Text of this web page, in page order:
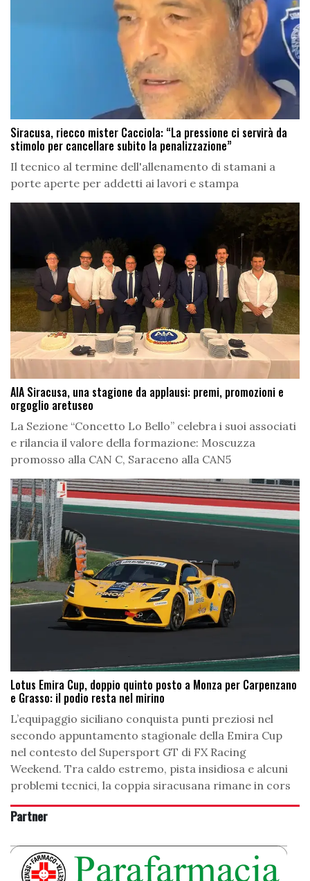
Siracusa, riecco mister Cacciola: “La pressione ci servirà da
stimolo per cancellare subito la penalizzazione”
Il tecnico al termine dell'allenamento di stamani a
porte aperte per addetti ai lavori e stampa
AIA Siracusa, una stagione da applausi: premi, promozioni e
orgoglio aretuseo
La Sezione “Concetto Lo Bello” celebra i suoi associati
e rilancia il valore della formazione: Moscuzza
promosso alla CAN C, Saraceno alla CAN5
Lotus Emira Cup, doppio quinto posto a Monza per Carpenzano
e Grasso: il podio resta nel mirino
L’equipaggio siciliano conquista punti preziosi nel
secondo appuntamento stagionale della Emira Cup
nel contesto del Supersport GT di FX Racing
Weekend. Tra caldo estremo, pista insidiosa e alcuni
problemi tecnici, la coppia siracusana rimane in cors
Partner